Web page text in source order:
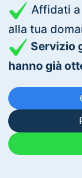
Affidati
alla tua
Servizio
hanno già